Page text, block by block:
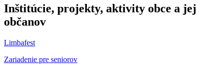
Inštitúcie, projekty, aktivity obce a jej
občanov
Limbafest
Zariadenie pre seniorov